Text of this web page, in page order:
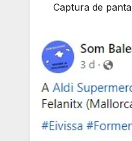
Captura de